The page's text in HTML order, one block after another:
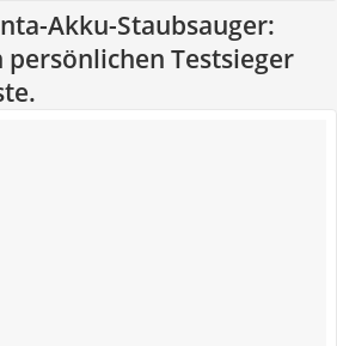
Akku-Staubsauger:
persönlichen Testsieger